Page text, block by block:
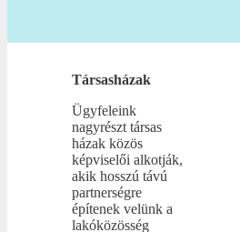
Társasházak
Ügyfeleink
nagyrészt társas
házak közös
képviselői alkotják,
akik hosszú távú
partnerségre
építenek velünk a
lakóközösség